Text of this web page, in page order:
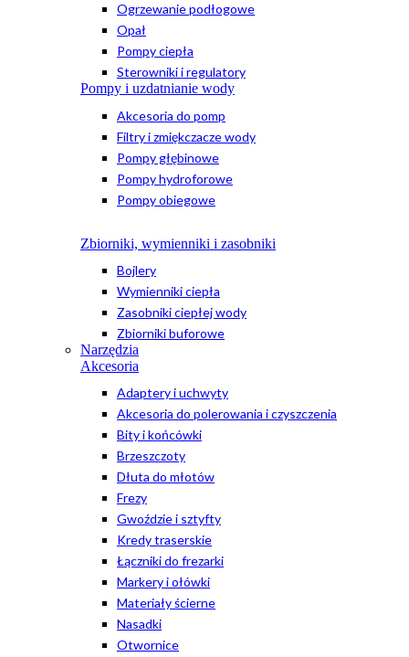
Ogrzewanie podłogowe
Opał
Pompy ciepła
Sterowniki i regulatory
Pompy i uzdatnianie wody
Akcesoria do pomp
Filtry i zmiękczacze wody
Pompy głębinowe
Pompy hydroforowe
Pompy obiegowe
Zbiorniki, wymienniki i zasobniki
Bojlery
Wymienniki ciepła
Zasobniki ciepłej wody
Zbiorniki buforowe
Narzędzia
Akcesoria
Adaptery i uchwyty
Akcesoria do polerowania i czyszczenia
Bity i końcówki
Brzeszczoty
Dłuta do młotów
Frezy
Gwoździe i sztyfty
Kredy traserskie
Łączniki do frezarki
Markery i ołówki
Materiały ścierne
Nasadki
Otwornice